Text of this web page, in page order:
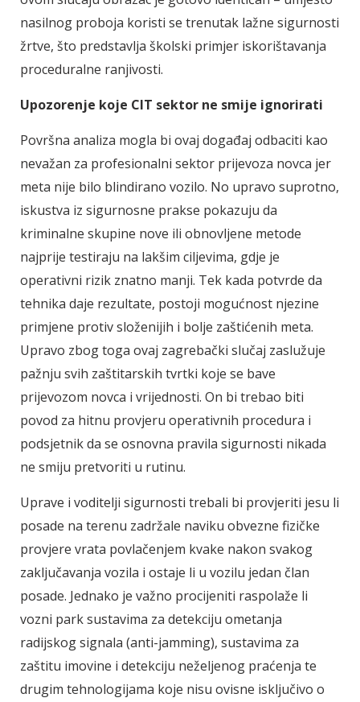
nasilnog proboja koristi se trenutak lažne sigurnosti
žrtve, što predstavlja školski primjer iskorištavanja
proceduralne ranjivosti.
Upozorenje koje CIT sektor ne smije ignorirati
Površna analiza mogla bi ovaj događaj odbaciti kao
nevažan za profesionalni sektor prijevoza novca jer
meta nije bilo blindirano vozilo. No upravo suprotno,
iskustva iz sigurnosne prakse pokazuju da
kriminalne skupine nove ili obnovljene metode
najprije testiraju na lakšim ciljevima, gdje je
operativni rizik znatno manji. Tek kada potvrde da
tehnika daje rezultate, postoji mogućnost njezine
primjene protiv složenijih i bolje zaštićenih meta.
Upravo zbog toga ovaj zagrebački slučaj zaslužuje
pažnju svih zaštitarskih tvrtki koje se bave
prijevozom novca i vrijednosti. On bi trebao biti
povod za hitnu provjeru operativnih procedura i
podsjetnik da se osnovna pravila sigurnosti nikada
ne smiju pretvoriti u rutinu.
Uprave i voditelji sigurnosti trebali bi provjeriti jesu li
posade na terenu zadržale naviku obvezne fizičke
provjere vrata povlačenjem kvake nakon svakog
zaključavanja vozila i ostaje li u vozilu jedan član
posade. Jednako je važno procijeniti raspolaže li
vozni park sustavima za detekciju ometanja
radijskog signala (anti-jamming), sustavima za
zaštitu imovine i detekciju neželjenog praćenja te
drugim tehnologijama koje nisu ovisne isključivo o